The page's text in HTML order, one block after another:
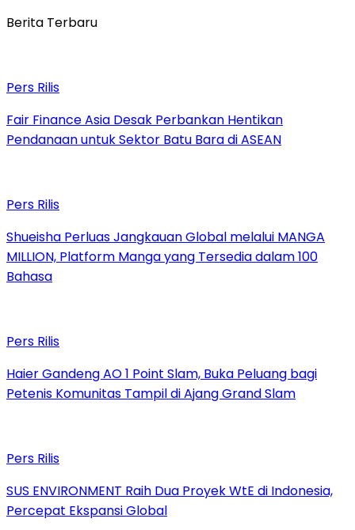
Berita Terbaru
Pers Rilis
Fair Finance Asia Desak Perbankan Hentikan
Pendanaan untuk Sektor Batu Bara di ASEAN
Pers Rilis
Shueisha Perluas Jangkauan Global melalui MANGA
MILLION, Platform Manga yang Tersedia dalam 100
Bahasa
Pers Rilis
Haier Gandeng AO 1 Point Slam, Buka Peluang bagi
Petenis Komunitas Tampil di Ajang Grand Slam
Pers Rilis
SUS ENVIRONMENT Raih Dua Proyek WtE di Indonesia,
Percepat Ekspansi Global